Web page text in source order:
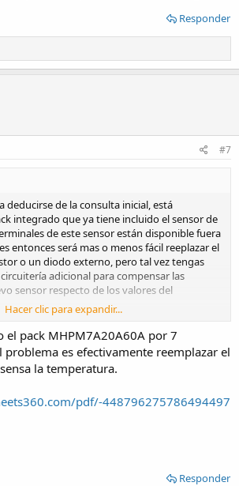
Responder
#7
deducirse de la consulta inicial, está
integrado que ya tiene incluido el sensor de
de este sensor están disponible fuera
entonces será mas o menos fácil reeplazar el
o un diodo externo, pero tal vez tengas
adicional para compensar las
sensor respecto de los valores del
probablemente no valga con poner un diodo
transistor en reemplazo del original por que
los mismos, aún cuando el coeficiente
que usés sea muy parecido. Y digo
como no publicás nada del circuito no se
Hacer clic para expandir...
el pack MHPM7A20A60A por 7
problema es efectivamente reemplazar el
la temperatura.
pdf/-448796275786494497
Responder